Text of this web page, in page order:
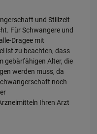
und Stillzeit
Für Schwangere und
Dragee mit
ist zu beachten, dass
gebärfähigen Alter, die
werden muss, da
noch
Ihren Arzt